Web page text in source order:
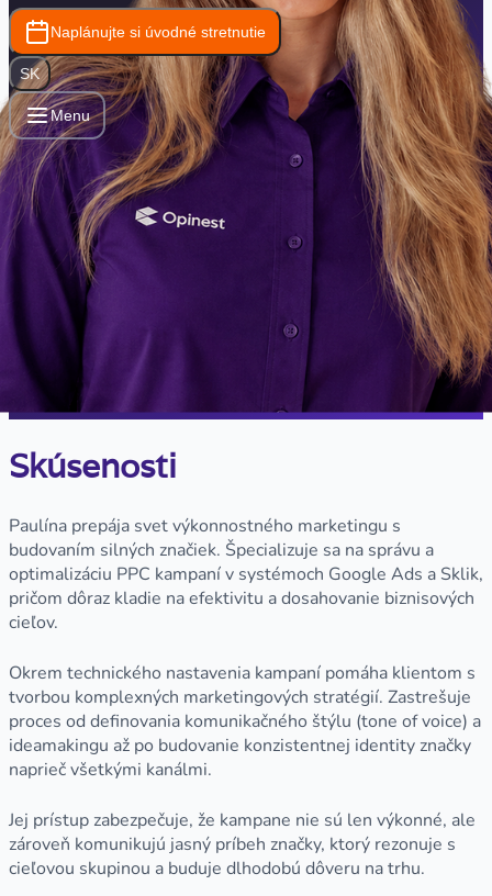
Naplánujte si úvodné stretnutie
SK
Menu
Skúsenosti
Paulína prepája svet výkonnostného marketingu s
budovaním silných značiek. Špecializuje sa na správu a
optimalizáciu PPC kampaní v systémoch Google Ads a Sklik,
pričom dôraz kladie na efektivitu a dosahovanie biznisových
cieľov.
Okrem technického nastavenia kampaní pomáha klientom s
tvorbou komplexných marketingových stratégií. Zastrešuje
proces od definovania komunikačného štýlu (tone of voice) a
ideamakingu až po budovanie konzistentnej identity značky
naprieč všetkými kanálmi.
Jej prístup zabezpečuje, že kampane nie sú len výkonné, ale
zároveň komunikujú jasný príbeh značky, ktorý rezonuje s
cieľovou skupinou a buduje dlhodobú dôveru na trhu.